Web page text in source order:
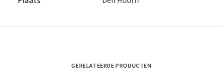
GERELATEERDE PRODUCTEN